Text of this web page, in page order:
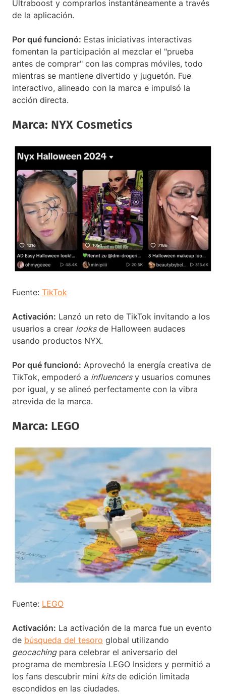
Ultraboost y comprarlos instantáneamente a través
de la aplicación.
Por qué funcionó: Estas iniciativas interactivas
fomentan la participación al mezclar el "prueba
antes de comprar" con las compras móviles, todo
mientras se mantiene divertido y juguetón. Fue
interactivo, alineado con la marca e impulsó la
acción directa.
Marca: NYX Cosmetics
Fuente: TikTok
Activación: Lanzó un reto de TikTok invitando a los
usuarios a crear looksde Halloween audaces
usando productos NYX.
Por qué funcionó: Aprovechó la energía creativa de
TikTok, empoderó a influencersy usuarios comunes
por igual, y se alineó perfectamente con la vibra
atrevida de la marca.
Marca: LEGO
Fuente: LEGO
Activación: La activación de la marca fue un evento
de búsqueda del tesoro global utilizando
geocachingpara celebrar el aniversario del
programa de membresía LEGO Insiders y permitió a
los fans descubrir mini kitsde edición limitada
escondidos en las ciudades.